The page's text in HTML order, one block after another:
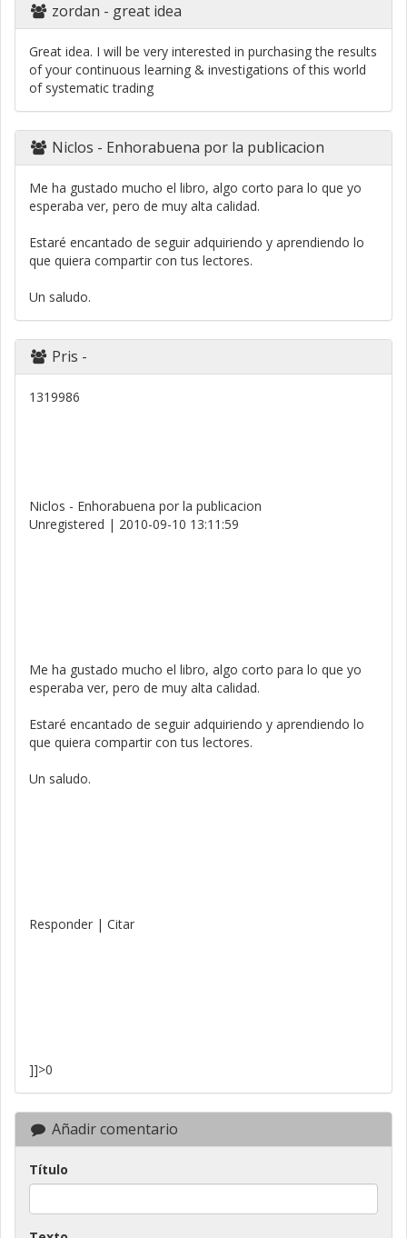
zordan - great idea
Great idea. I will be very interested in purchasing the results
of your continuous learning & investigations of this world
of systematic trading
Niclos - Enhorabuena por la publicacion
Me ha gustado mucho el libro, algo corto para lo que yo
esperaba ver, pero de muy alta calidad.
Estaré encantado de seguir adquiriendo y aprendiendo lo
que quiera compartir con tus lectores.
Un saludo.
Pris -
1319986
Niclos - Enhorabuena por la publicacion
Unregistered | 2010-09-10 13:11:59
Me ha gustado mucho el libro, algo corto para lo que yo
esperaba ver, pero de muy alta calidad.
Estaré encantado de seguir adquiriendo y aprendiendo lo
que quiera compartir con tus lectores.
Un saludo.
Responder | Citar
]]>0
Añadir comentario
Título